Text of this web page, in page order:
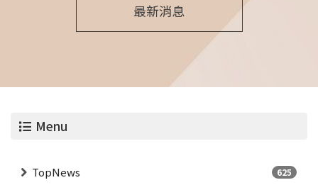
最新消息
Menu
TopNews 625